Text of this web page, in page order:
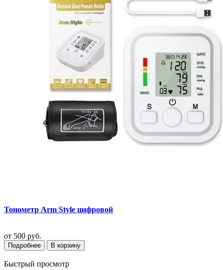
Тонометр Arm Style цифровой
от 500 руб.
Подробнее В корзину
Быстрый просмотр